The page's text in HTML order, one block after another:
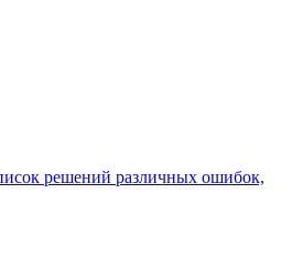
решений различных ошибок,